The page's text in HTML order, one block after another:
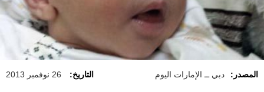
المصدر: دبي‭ ‬ــ‭ ‬الإمارات‭ ‬اليوم‭ التاريخ: 26 نوفمبر 2013